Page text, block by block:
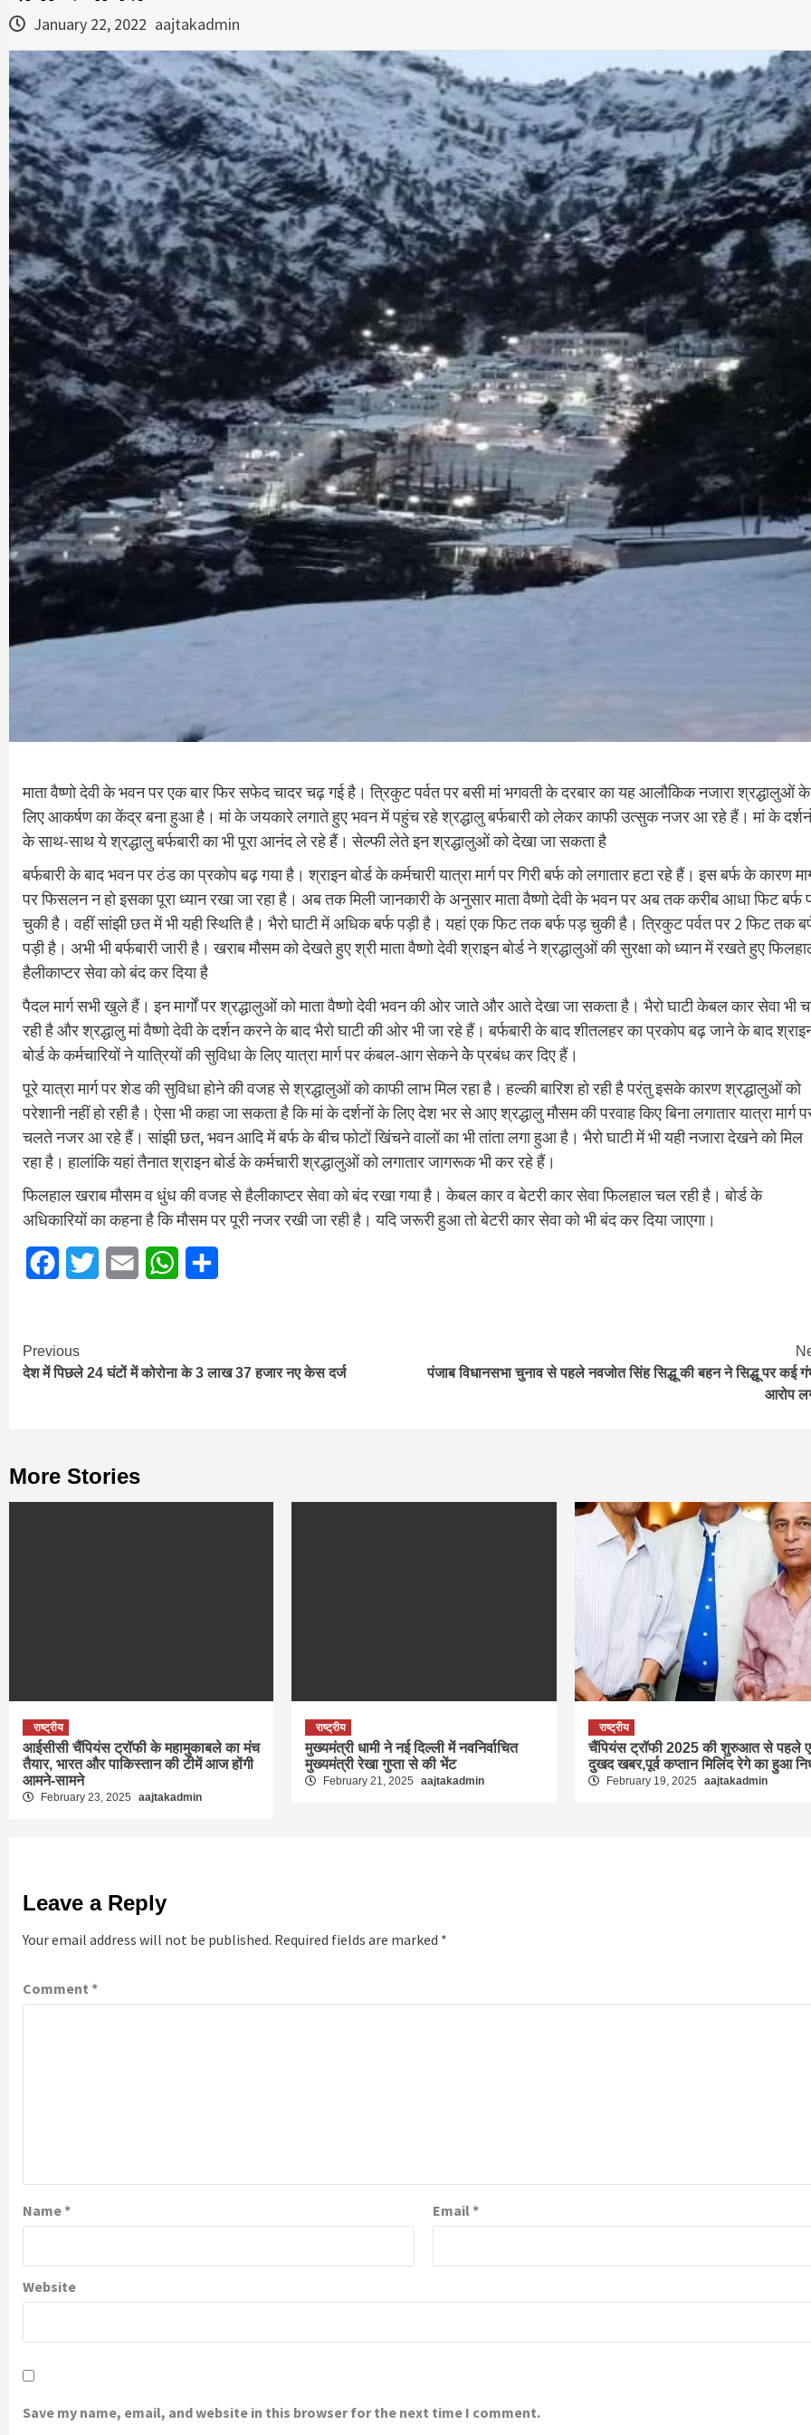
January 22, 2022 aajtakadmin
माता वैष्णो देवी के भवन पर एक बार फिर सफेद चादर चढ़ गई है। त्रिकुट पर्वत पर बसी मां भगवती के दरबार का यह आलौकिक नजारा श्रद्धालुओं के
लिए आकर्षण का केंद्र बना हुआ है। मां के जयकारे लगाते हुए भवन में पहुंच रहे श्रद्धालु बर्फबारी को लेकर काफी उत्सुक नजर आ रहे हैं। मां के
के साथ-साथ ये श्रद्धालु बर्फबारी का भी पूरा आनंद ले रहे हैं। सेल्फी लेते इन श्रद्धालुओं को देखा जा सकता है
बर्फबारी के बाद भवन पर ठंड का प्रकोप बढ़ गया है। श्राइन बोर्ड के कर्मचारी यात्रा मार्ग पर गिरी बर्फ को लगातार हटा रहे हैं। इस बर्फ के कारण
पर फिसलन न हो इसका पूरा ध्यान रखा जा रहा है। अब तक मिली जानकारी के अनुसार माता वैष्णो देवी के भवन पर अब तक करीब आधा फिट बर्फ
चुकी है। वहीं सांझी छत में भी यही स्थिति है। भैरो घाटी में अधिक बर्फ पड़ी है। यहां एक फिट तक बर्फ पड़ चुकी है। त्रिकुट पर्वत पर 2 फिट तक
पड़ी है। अभी भी बर्फबारी जारी है। खराब मौसम को देखते हुए श्री माता वैष्णो देवी श्राइन बोर्ड ने श्रद्धालुओं की सुरक्षा को ध्यान में रखते हुए
हैलीकाप्टर सेवा को बंद कर दिया है
पैदल मार्ग सभी खुले हैं। इन मार्गों पर श्रद्धालुओं को माता वैष्णो देवी भवन की ओर जाते और आते देखा जा सकता है। भैरो घाटी केबल कार सेवा भी
रही है और श्रद्धालु मां वैष्णो देवी के दर्शन करने के बाद भैरो घाटी की ओर भी जा रहे हैं। बर्फबारी के बाद शीतलहर का प्रकोप बढ़ जाने के बाद
बोर्ड के कर्मचारियों ने यात्रियों की सुविधा के लिए यात्रा मार्ग पर कंबल-आग सेकने केे प्रबंध कर दिए हैं।
पूरे यात्रा मार्ग पर शेड की सुविधा होने की वजह से श्रद्धालुओं को काफी लाभ मिल रहा है। हल्की बारिश हो रही है परंतु इसके कारण श्रद्धालुओं को
परेशानी नहीं हो रही है। ऐसा भी कहा जा सकता है कि मां के दर्शनों के लिए देश भर से आए श्रद्धालु मौसम की परवाह किए बिना लगातार यात्रा मार्ग
चलते नजर आ रहे हैं। सांझी छत, भवन आदि में बर्फ के बीच फोटों खिंचने वालों का भी तांता लगा हुआ है। भैरो घाटी में भी यही नजारा देखने को मिल
रहा है। हालांकि यहां तैनात श्राइन बोर्ड के कर्मचारी श्रद्धालुओं को लगातार जागरूक भी कर रहे हैं।
फिलहाल खराब मौसम व धुंध की वजह से हैलीकाप्टर सेवा को बंद रखा गया है। केबल कार व बेटरी कार सेवा फिलहाल चल रही है। बोर्ड के
अधिकारियों का कहना है कि मौसम पर पूरी नजर रखी जा रही है। यदि जरूरी हुआ तो बेटरी कार सेवा को भी बंद कर दिया जाएगा।
FacebookTwitter Email WhatsApp
Continue
Reading
Previous
देश में पिछले 24 घंटों में कोरोना के 3 लाख 37 हजार नए केस दर्ज
पंजाब विधानसभा चुनाव से पहले नवजोत सिंह सिद्धू की बहन ने सिद्धू पर कई
आरोप
More Stories
राष्ट्रीय
आईसीसी चैंपियंस ट्रॉफी के महामुकाबले का मंच
तैयार, भारत और पाकिस्तान की टीमें आज होंगी
आमने-सामने
February 23, 2025 aajtakadmin
राष्ट्रीय
मुख्यमंत्री धामी ने नई दिल्ली में नवनिर्वाचित
मुख्यमंत्री रेखा गुप्ता से की भेंट
February 21, 2025 aajtakadmin
राष्ट्रीय
चैंपियंस ट्रॉफी 2025 की शुरुआत से पहले
दुखद खबर,पूर्व कप्तान मिलिंद रेगे का हुआ
February 19, 2025 aajtakadmin
Leave a Reply
Your email address will not be published. Required fields are marked *
Comment *
Name* Email*
Website
Save my name, email, and website in this browser for the next time I comment.